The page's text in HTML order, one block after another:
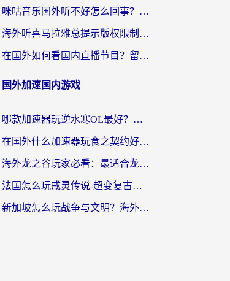
咪咕音乐国外听不好怎么回事？海外党听歌自由的终极解决方案来了
海外听喜马拉雅总提示版权限制？3步解决+2个音乐平台问题全攻略
在国外如何看国内直播节目？留学生亲测有效的追剧加速指南
国外加速国内游戏
哪款加速器玩逆水寒OL最好？海外党实测后的终极选择指南
在国外什么加速器玩食之契约好用？海外党亲测有效的国服游戏加速指南
海外龙之谷玩家必看：最适合龙之谷的加速器，解决延迟卡顿还能畅玩幻书启示录和梦幻西游？
法国怎么玩戒灵传说-超变复古传奇？海外玩家国服游戏加速终极指南
新加坡怎么玩战争与文明？海外党国服游戏加速器终极避坑指南